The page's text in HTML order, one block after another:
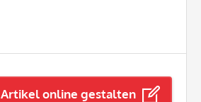
Artikel online gestalten